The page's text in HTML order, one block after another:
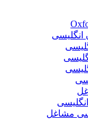
انگلیسی
مشاغل